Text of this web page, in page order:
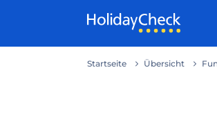
Startseite Übersicht